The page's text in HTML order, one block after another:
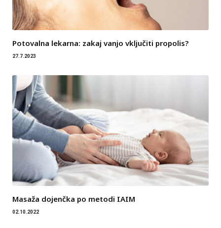
Potovalna lekarna: zakaj vanjo vključiti propolis?
27.7.2023
Masaža dojenčka po metodi IAIM
02.10.2022